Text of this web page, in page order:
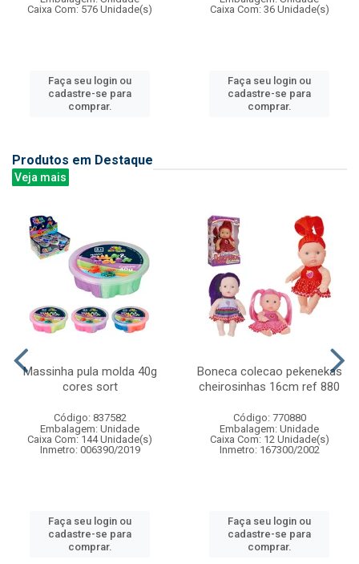
Caixa Com: 576 Unidade(s)
Faça seu login ou
cadastre-se para
comprar.
Caixa Com: 36 Unidade(s)
Faça seu login ou
cadastre-se para
comprar.
Produtos em Destaque
Veja mais
Massinha pula molda 40g
cores sort
Código: 837582
Embalagem: Unidade
Caixa Com: 144 Unidade(s)
Inmetro: 006390/2019
Faça seu login ou
cadastre-se para
comprar.
Boneca colecao pekenekas
cheirosinhas 16cm ref 880
Código: 770880
Embalagem: Unidade
Caixa Com: 12 Unidade(s)
Inmetro: 167300/2002
Faça seu login ou
cadastre-se para
comprar.